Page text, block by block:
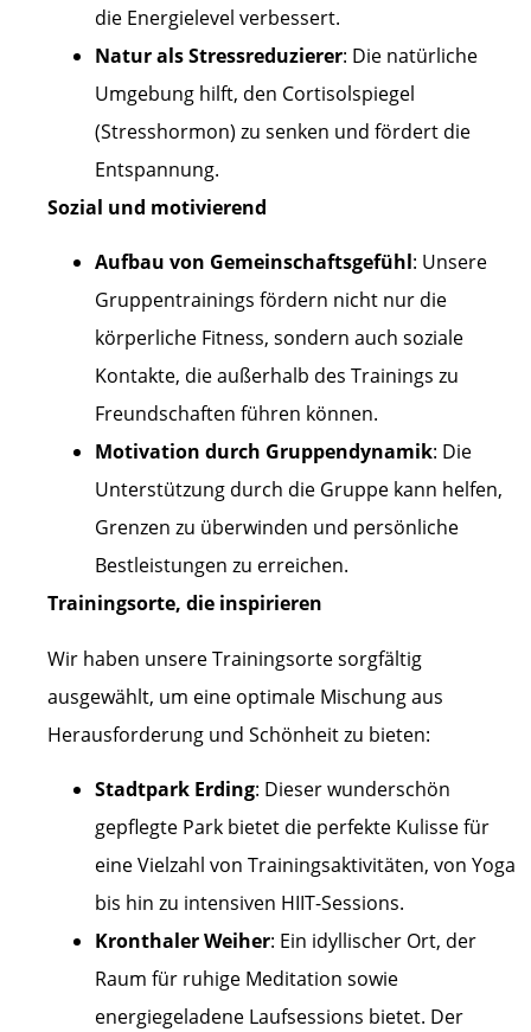
die Energielevel verbessert.
Natur als Stressreduzierer: Die natürliche
Umgebung hilft, den Cortisolspiegel
(Stresshormon) zu senken und fördert die
Entspannung.
Sozial und motivierend
Aufbau von Gemeinschaftsgefühl: Unsere
Gruppentrainings fördern nicht nur die
körperliche Fitness, sondern auch soziale
Kontakte, die außerhalb des Trainings zu
Freundschaften führen können.
Motivation durch Gruppendynamik: Die
Unterstützung durch die Gruppe kann helfen,
Grenzen zu überwinden und persönliche
Bestleistungen zu erreichen.
Trainingsorte, die inspirieren
Wir haben unsere Trainingsorte sorgfältig
ausgewählt, um eine optimale Mischung aus
Herausforderung und Schönheit zu bieten:
Stadtpark Erding: Dieser wunderschön
gepflegte Park bietet die perfekte Kulisse für
eine Vielzahl von Trainingsaktivitäten, von Yoga
bis hin zu intensiven HIIT-Sessions.
Kronthaler Weiher: Ein idyllischer Ort, der
Raum für ruhige Meditation sowie
energiegeladene Laufsessions bietet. Der